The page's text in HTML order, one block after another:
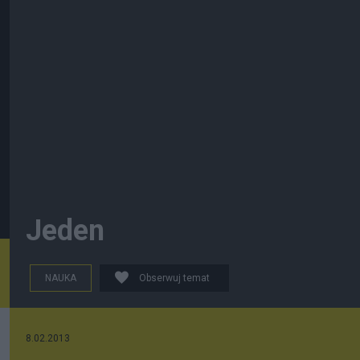
Jeden
NAUKA Obserwuj temat
8.02.2013